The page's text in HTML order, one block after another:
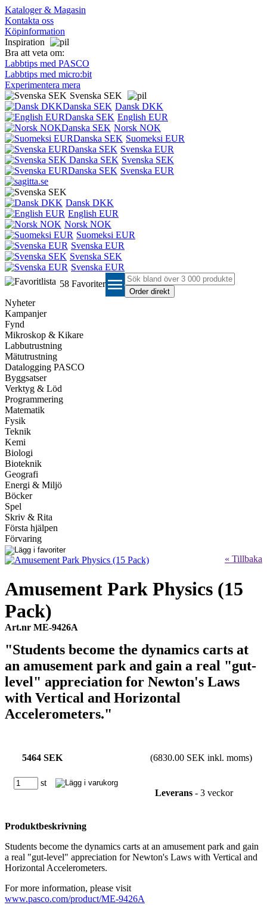
Kataloger & Magasin
Kontakta oss
Köpinformation
Inspiration
Bra att veta om:
Labbtips med PASCO
Labbtips med micro:bit
Experimentera mera
Svenska SEK
Dansk DKK
English EUR
Norsk NOK
Suomeksi EUR
Svenska EUR
Svenska SEK
Svenska EUR
Dansk DKK
English EUR
Norsk NOK
Suomeksi EUR
Svenska EUR
Svenska SEK
Svenska EUR
58 Favoriter menu
Nyheter
Kampanjer
Fynd
Mikroskop & Kikare
Labbutrustning
Mätutrustning
Datalogging PASCO
Byggsatser
Verktyg & Löd
Programmering
Matematik
Fysik
Teknik
Kemi
Biologi
Bioteknik
Geografi
Energi & Miljö
Böcker
Spel
Skriv & Rita
Första hjälpen
Förvaring
« Tillbaka
Amusement Park Physics (15
Pack)
Art.nr ME-9426A
"Students become the dynamics carts at
an amusement park and gain a real "gut-
level" appreciation for Newton's Laws
with Vertical and Horizontal
Accelerometers."
5464 SEK (6830.00 SEK inkl. moms)
st
Leverans - 3 veckor
Produktbeskrivning
Students become the dynamics carts at an amusement park and gain
a real "gut-level" appreciation for Newton's Laws with Vertical and
Horizontal Accelerometers.
For more information, please visit
www.pasco.com/product/ME-9426A